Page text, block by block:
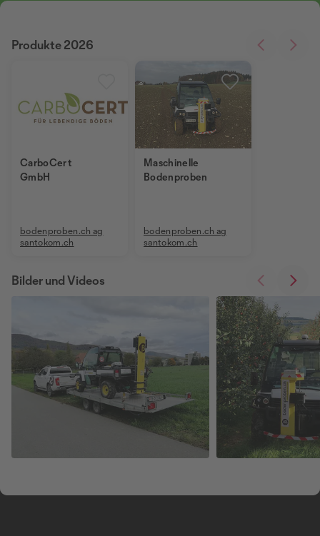
CarboCert
GmbH
bodenproben.ch ag
santokom.ch
Maschinelle
Bodenproben
bodenproben.ch ag
santokom.ch
Produkte 2026
Bilder und Videos